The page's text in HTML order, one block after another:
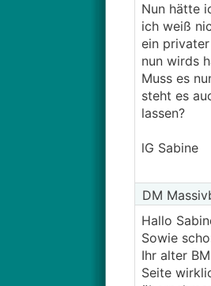
Nun hätte
ich weiß
ein
nun wirds
Muss es
steht es
lassen?
lG Sabine
DM
Hallo
Sowie
Ihr alter
Seite